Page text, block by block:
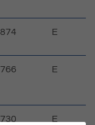
874 E
766 E
730 E